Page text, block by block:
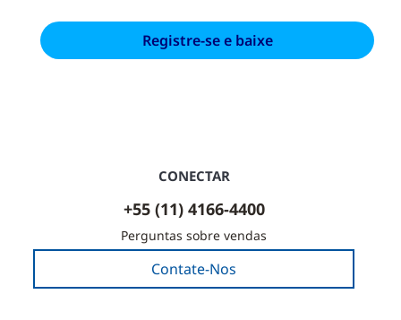
CONECTAR
+55 (11) 4166-4400
Perguntas sobre vendas
Contate-Nos